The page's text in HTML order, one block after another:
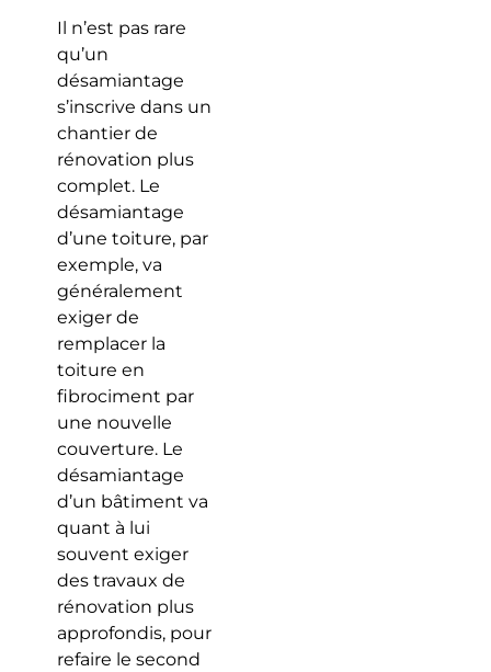
Il n’est pas rare
qu’un
désamiantage
s’inscrive dans un
chantier de
rénovation plus
complet. Le
désamiantage
d’une toiture, par
exemple, va
généralement
exiger de
remplacer la
toiture en
fibrociment par
une nouvelle
couverture. Le
désamiantage
d’un bâtiment va
quant à lui
souvent exiger
des travaux de
rénovation plus
approfondis, pour
refaire le second